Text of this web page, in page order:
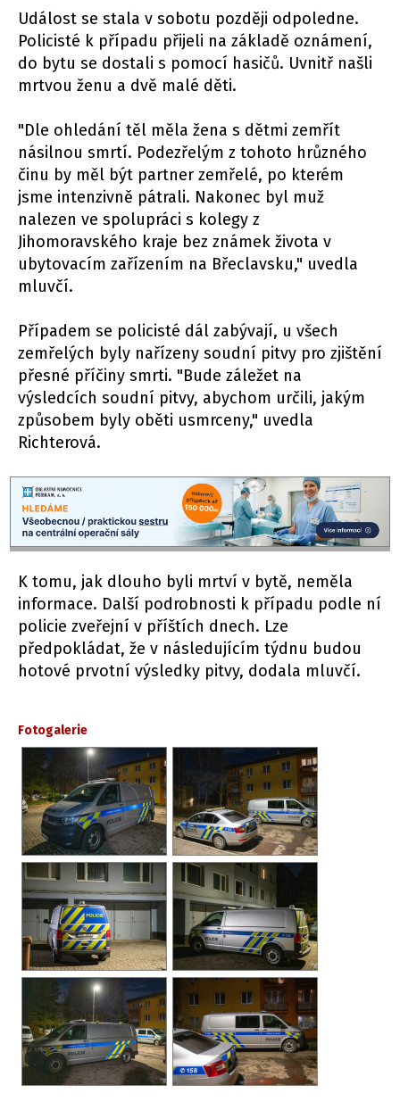
Událost se stala v sobotu později odpoledne.
Policisté k případu přijeli na základě oznámení,
do bytu se dostali s pomocí hasičů. Uvnitř našli
mrtvou ženu a dvě malé děti.
"Dle ohledání těl měla žena s dětmi zemřít
násilnou smrtí. Podezřelým z tohoto hrůzného
činu by měl být partner zemřelé, po kterém
jsme intenzivně pátrali. Nakonec byl muž
nalezen ve spolupráci s kolegy z
Jihomoravského kraje bez známek života v
ubytovacím zařízením na Břeclavsku," uvedla
mluvčí.
Případem se policisté dál zabývají, u všech
zemřelých byly nařízeny soudní pitvy pro zjištění
přesné příčiny smrti. "Bude záležet na
výsledcích soudní pitvy, abychom určili, jakým
způsobem byly oběti usmrceny," uvedla
Richterová.
K tomu, jak dlouho byli mrtví v bytě, neměla
informace. Další podrobnosti k případu podle ní
policie zveřejní v příštích dnech. Lze
předpokládat, že v následujícím týdnu budou
hotové prvotní výsledky pitvy, dodala mluvčí.
Fotogalerie